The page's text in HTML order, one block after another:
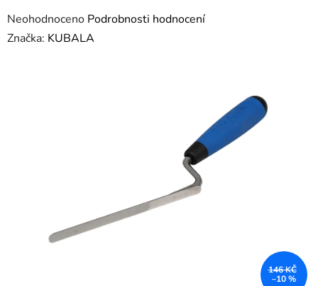
Průměrné
hodnocení
Neohodnoceno Podrobnosti hodnocení
Značka: KUBALA
146 KČ
–10 %